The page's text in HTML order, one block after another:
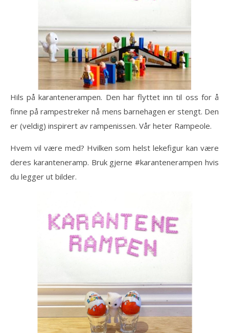
Hils på karantenerampen. Den har flyttet inn til oss for å
finne på rampestreker nå mens barnehagen er stengt. Den
er (veldig) inspirert av rampenissen. Vår heter Rampeole.
Hvem vil være med? Hvilken som helst lekefigur kan være
deres karanteneramp. Bruk gjerne #karantenerampen hvis
du legger ut bilder.